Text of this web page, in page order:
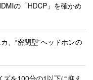
の「HDCP」を確かめ
、“密閉型”ヘッドホンの